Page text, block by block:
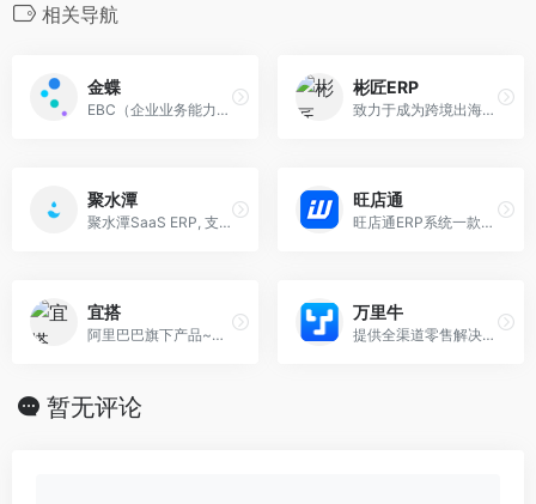
相关导航
金蝶
EBC（企业业务能力）包含五大能力： 链接客户、链接伙伴、链接员工、链接万物、数据驱动
彬匠ERP
致力于成为跨境出海企业最信赖的定制化解决方案服务商，聚焦于为规模性客户赋能其全球业务，产品定位于全场景、一站式、业财一体化的解决方案！
聚水潭
聚水潭SaaS ERP, 支持免费试用, 不限使用人数。 支持跨平台多店铺, 库存统一管理, 智能审单,快速配货, 订单管理
旺店通
旺店通ERP系统一款专为电商量身定做的ERP系统软件,提供专业的企业ERP管理系统和WMS仓储管理系统的解决方案
宜搭
阿里巴巴旗下产品~宜搭-低代码的企业应用搭建SAAS平台-阿里巴巴旗下产品
万里牛
提供全渠道零售解决方案 助力企业降本增效、智能决策
暂无评论